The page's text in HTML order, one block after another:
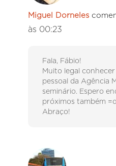
Miguel Dorneles
às 00:23
Fala, Fábio!
Muito legal
pessoal da Agência
seminário. Espero
próximos também
Abraço!